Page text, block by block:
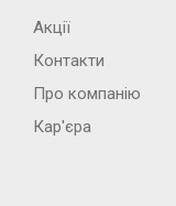
Акції
Контакти
Про компанію
Кар'єра